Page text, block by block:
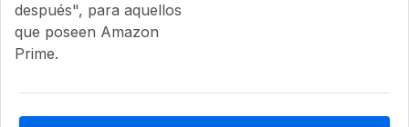
después", para aquellos
que poseen Amazon
Prime.